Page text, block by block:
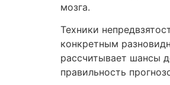
мозга.
Техники
конкретным
рассчитывает шансы
правильность